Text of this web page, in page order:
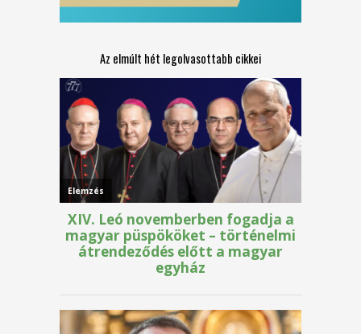
Az elmúlt hét legolvasottabb cikkei